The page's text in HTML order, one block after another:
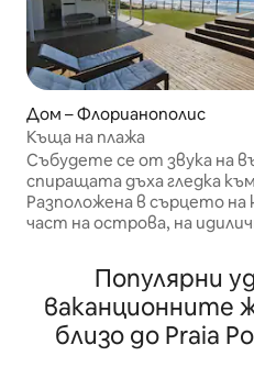
Дом – Флорианополис
Къща на плажа
Събудете се от звука на
спиращата дъха гледка
Разположена в сърцето
част на острова, на
морето предлага уникално
изживяване. Потопете се
кристално чистите води
Кампече или се отпуснете
на вълните, докато се
Популярни
ваканционните
близо до Praia